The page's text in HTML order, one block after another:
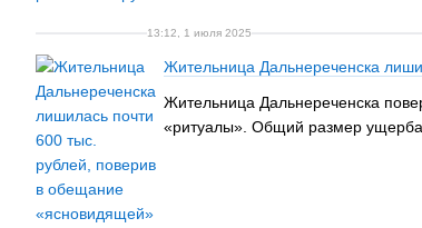
13:12, 1 июля 2025
Жительница Дальнереченска
Жительница Дальнереченска
«ритуалы». Общий размер ущерба